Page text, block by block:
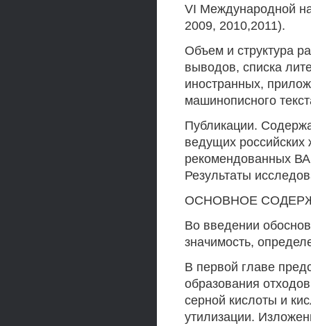
VI Международной
2009, 2010,2011).
Объем и структура
выводов, списка
иностранных,
машинописного
Публикации.
ведущих
рекомендованных
Результаты
ОСНОВНОЕ
Во введении
значимость,
В первой главе
образования
серной кислоты и
утилизации.